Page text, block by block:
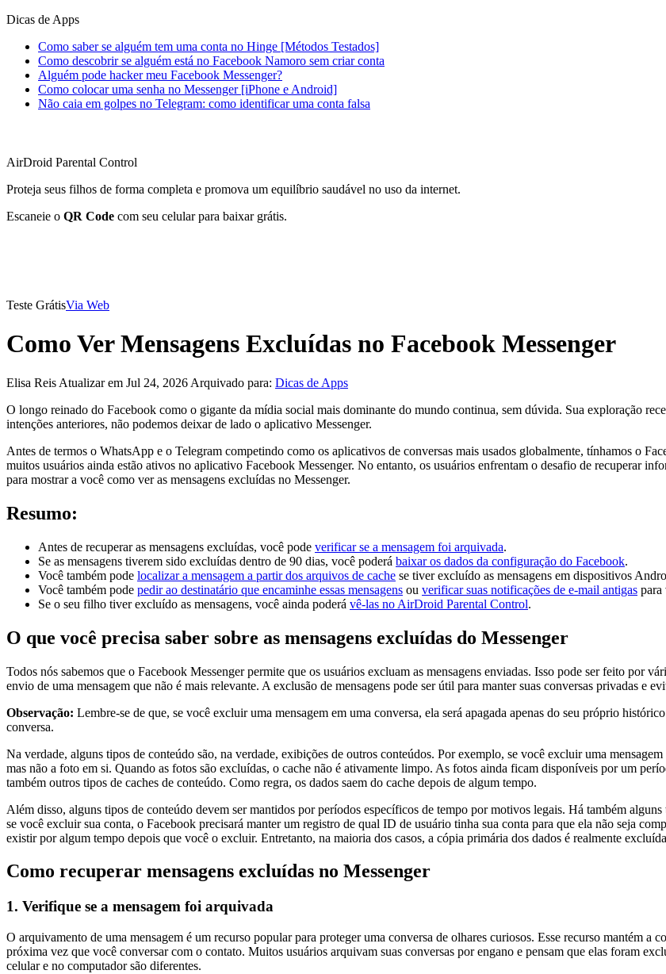
Dicas de Apps
Como saber se alguém tem uma conta no Hinge [Métodos Testados]
Como descobrir se alguém está no Facebook Namoro sem criar conta
Alguém pode hacker meu Facebook Messenger?
Como colocar uma senha no Messenger [iPhone e Android]
Não caia em golpes no Telegram: como identificar uma conta falsa
AirDroid Parental Control
Proteja seus filhos de forma completa e promova um equilíbrio saudável no uso da internet.
Escaneie o QR Code com seu celular para baixar grátis.
Teste GrátisVia Web
Como Ver Mensagens Excluídas no Facebook Messenger
Elisa Reis Atualizar em Jul 24, 2026 Arquivado para: Dicas de Apps
O longo reinado do Facebook como o gigante da mídia social mais dominante do mundo continua, sem dúvida. Sua exploração
intenções anteriores, não podemos deixar de lado o aplicativo Messenger.
Antes de termos o WhatsApp e o Telegram competindo como os aplicativos de conversas mais usados globalmente, tínhamos o
muitos usuários ainda estão ativos no aplicativo Facebook Messenger. No entanto, os usuários enfrentam o desafio de recuperar
para mostrar a você como ver as mensagens excluídas no Messenger.
Resumo:
Antes de recuperar as mensagens excluídas, você pode verificar se a mensagem foi arquivada.
Se as mensagens tiverem sido excluídas dentro de 90 dias, você poderá baixar os dados da configuração do Facebook.
Você também pode localizar a mensagem a partir dos arquivos de cache se tiver excluído as mensagens em dispositivos
Você também pode pedir ao destinatário que encaminhe essas mensagens ou verificar suas notificações de e-mail antigas para
Se o seu filho tiver excluído as mensagens, você ainda poderá vê-las no AirDroid Parental Control.
O que você precisa saber sobre as mensagens excluídas do Messenger
Todos nós sabemos que o Facebook Messenger permite que os usuários excluam as mensagens enviadas. Isso pode ser feito por
envio de uma mensagem que não é mais relevante. A exclusão de mensagens pode ser útil para manter suas conversas privadas e
Observação: Lembre-se de que, se você excluir uma mensagem em uma conversa, ela será apagada apenas do seu próprio
conversa.
Na verdade, alguns tipos de conteúdo são, na verdade, exibições de outros conteúdos. Por exemplo, se você excluir uma
mas não a foto em si. Quando as fotos são excluídas, o cache não é ativamente limpo. As fotos ainda ficam disponíveis por um
também outros tipos de caches de conteúdo. Como regra, os dados saem do cache depois de algum tempo.
Além disso, alguns tipos de conteúdo devem ser mantidos por períodos específicos de tempo por motivos legais. Há também
se você excluir sua conta, o Facebook precisará manter um registro de qual ID de usuário tinha sua conta para que ela não seja
existir por algum tempo depois que você o excluir. Entretanto, na maioria dos casos, a cópia primária dos dados é realmente
Como recuperar mensagens excluídas no Messenger
1. Verifique se a mensagem foi arquivada
O arquivamento de uma mensagem é um recurso popular para proteger uma conversa de olhares curiosos. Esse recurso mantém a
próxima vez que você conversar com o contato. Muitos usuários arquivam suas conversas por engano e pensam que elas foram
celular e no computador são diferentes.